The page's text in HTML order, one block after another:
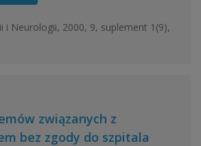
i Neurologii, 2000, 9, suplement 1(9),
związanych z
bez zgody do szpitala